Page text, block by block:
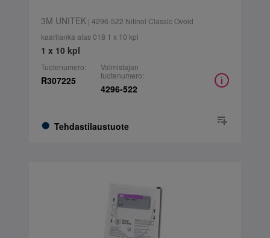
3M UNITEK| 4296-522 Nitinol Classic Ovoid
kaarilanka alas 018 1 x 10 kpl
1 x 10 kpl
Tuotenumero:
R307225
Tehdastilaustuote
Valmistajan
tuotenumero:
4296-522